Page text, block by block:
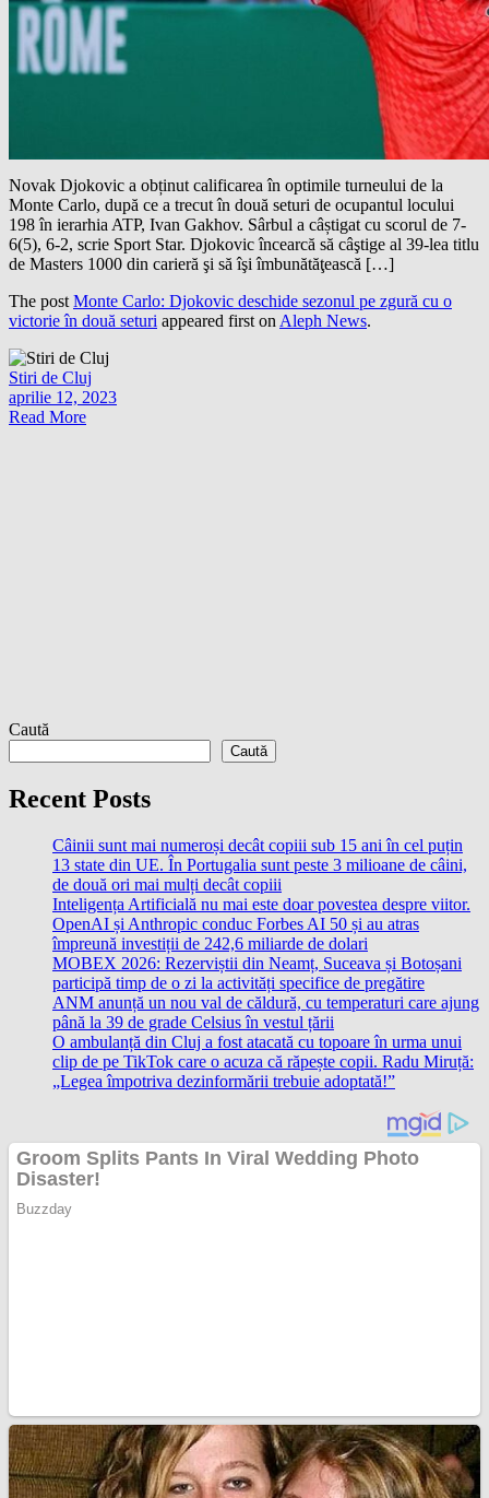
Novak Djokovic a obținut calificarea în optimile turneului de la
Monte Carlo, după ce a trecut în două seturi de ocupantul locului
198 în ierarhia ATP, Ivan Gakhov. Sârbul a câștigat cu scorul de 7-
6(5), 6-2, scrie Sport Star. Djokovic încearcă să câştige al 39-lea titlu
de Masters 1000 din carieră şi să îşi îmbunătăţească […]
The postMonte Carlo: Djokovic deschide sezonul pe zgură cu o
victorie în două seturi appeared first onAleph News.
Stiri de Cluj
aprilie 12, 2023
Read More
Caută
Caută
Recent Posts
Câinii sunt mai numeroși decât copiii sub 15 ani în cel puțin
13 state din UE. În Portugalia sunt peste 3 milioane de câini,
de două ori mai mulți decât copiii
Inteligența Artificială nu mai este doar povestea despre viitor.
OpenAI și Anthropic conduc Forbes AI 50 și au atras
împreună investiții de 242,6 miliarde de dolari
MOBEX 2026: Rezerviștii din Neamț, Suceava și Botoșani
participă timp de o zi la activități specifice de pregătire
ANM anunță un nou val de căldură, cu temperaturi care ajung
până la 39 de grade Celsius în vestul țării
O ambulanță din Cluj a fost atacată cu topoare în urma unui
clip de pe TikTok care o acuza că răpește copii. Radu Miruță:
„Legea împotriva dezinformării trebuie adoptată!”